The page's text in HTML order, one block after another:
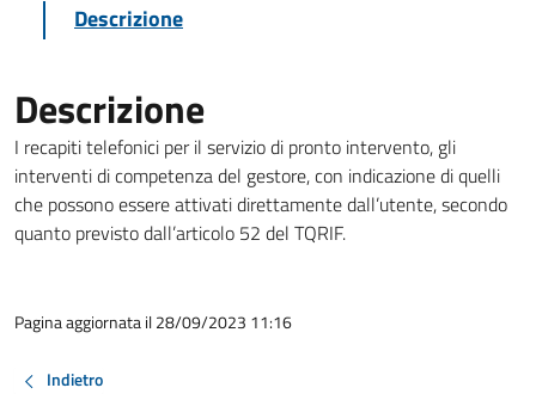
Descrizione
Descrizione
I recapiti telefonici per il servizio di pronto intervento, gli
interventi di competenza del gestore, con indicazione di quelli
che possono essere attivati direttamente dall’utente, secondo
quanto previsto dall’articolo 52 del TQRIF.
Pagina aggiornata il 28/09/2023 11:16
Indietro